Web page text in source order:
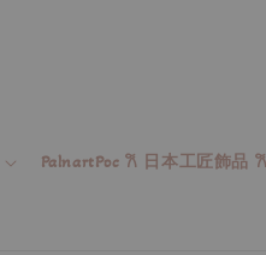
PalnartPoc 𐙚 日本工匠飾品 𐙚